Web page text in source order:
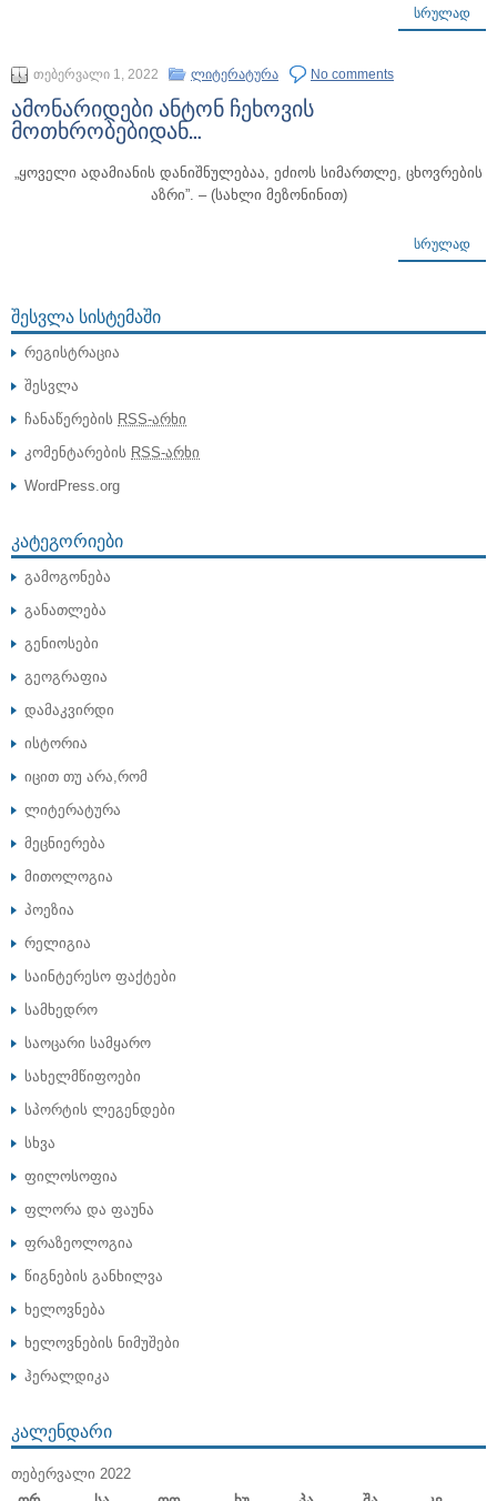
ᲡᲠᲣᲚᲐᲓ
თებერვალი 1, 2022 ლიტერატურა No comments
ამონარიდები ანტონ ჩეხოვის
მოთხრობებიდან…
„ყოველი ადამიანის დანიშნულებაა, ეძიოს სიმართლე, ცხოვრების
აზრი”. – (სახლი მეზონინით)
ᲡᲠᲣᲚᲐᲓ
ᲨᲔᲡᲕᲚᲐ ᲡᲘᲡᲢᲔᲛᲐᲨᲘ
რეგისტრაცია
შესვლა
ჩანაწერების RSS-არხი
კომენტარების RSS-არხი
WordPress.org
ᲙᲐᲢᲔᲒᲝᲠᲘᲔᲑᲘ
გამოგონება
განათლება
გენიოსები
გეოგრაფია
დამაკვირდი
ისტორია
იცით თუ არა,რომ
ლიტერატურა
მეცნიერება
მითოლოგია
პოეზია
რელიგია
საინტერესო ფაქტები
სამხედრო
საოცარი სამყარო
სახელმწიფოები
სპორტის ლეგენდები
სხვა
ფილოსოფია
ფლორა და ფაუნა
ფრაზეოლოგია
წიგნების განხილვა
ხელოვნება
ხელოვნების ნიმუშები
ჰერალდიკა
ᲙᲐᲚᲔᲜᲓᲐᲠᲘ
ᲗᲔᲑᲔᲠᲕᲐᲚᲘ 2022